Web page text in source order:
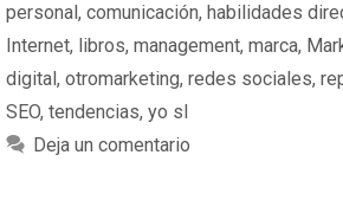
personal, comunicación, habilidades
Internet, libros, management, marca,
digital, otromarketing, redes sociales,
SEO, tendencias, yo sl
Deja un comentario